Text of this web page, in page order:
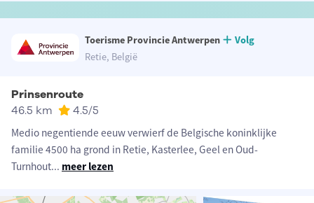
Toerisme Provincie Antwerpen
Volg
Retie, België
Prinsenroute
46.5 km 4.5/5
Medio negentiende eeuw verwierf de Belgische koninklijke
familie 4500 ha grond in Retie, Kasterlee, Geel en Oud-
Turnhout... meer lezen